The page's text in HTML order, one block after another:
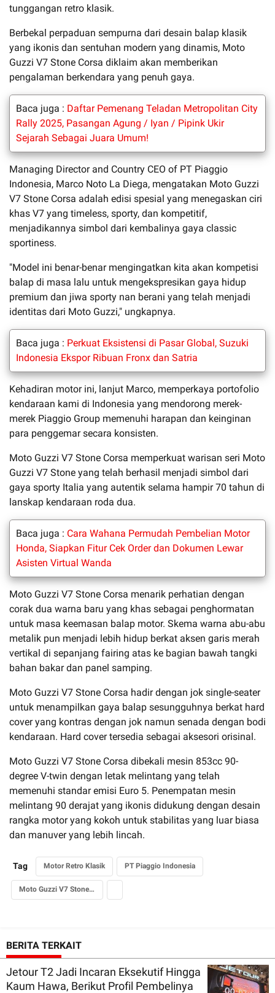
tunggangan retro klasik.
Berbekal perpaduan sempurna dari desain balap klasik
yang ikonis dan sentuhan modern yang dinamis, Moto
Guzzi V7 Stone Corsa diklaim akan memberikan
pengalaman berkendara yang penuh gaya.
Baca juga : Daftar Pemenang Teladan Metropolitan City
Rally 2025, Pasangan Agung / Iyan / Pipink Ukir
Sejarah Sebagai Juara Umum!
Managing Director and Country CEO of PT Piaggio
Indonesia, Marco Noto La Diega, mengatakan Moto Guzzi
V7 Stone Corsa adalah edisi spesial yang menegaskan ciri
khas V7 yang timeless, sporty, dan kompetitif,
menjadikannya simbol dari kembalinya gaya classic
sportiness.
"Model ini benar-benar mengingatkan kita akan kompetisi
balap di masa lalu untuk mengekspresikan gaya hidup
premium dan jiwa sporty nan berani yang telah menjadi
identitas dari Moto Guzzi," ungkapnya.
Baca juga : Perkuat Eksistensi di Pasar Global, Suzuki
Indonesia Ekspor Ribuan Fronx dan Satria
Kehadiran motor ini, lanjut Marco, memperkaya portofolio
kendaraan kami di Indonesia yang mendorong merek-
merek Piaggio Group memenuhi harapan dan keinginan
para penggemar secara konsisten.
Moto Guzzi V7 Stone Corsa memperkuat warisan seri Moto
Guzzi V7 Stone yang telah berhasil menjadi simbol dari
gaya sporty Italia yang autentik selama hampir 70 tahun di
lanskap kendaraan roda dua.
Baca juga : Cara Wahana Permudah Pembelian Motor
Honda, Siapkan Fitur Cek Order dan Dokumen Lewar
Asisten Virtual Wanda
Moto Guzzi V7 Stone Corsa menarik perhatian dengan
corak dua warna baru yang khas sebagai penghormatan
untuk masa keemasan balap motor. Skema warna abu-abu
metalik pun menjadi lebih hidup berkat aksen garis merah
vertikal di sepanjang fairing atas ke bagian bawah tangki
bahan bakar dan panel samping.
Moto Guzzi V7 Stone Corsa hadir dengan jok single-seater
untuk menampilkan gaya balap sesungguhnya berkat hard
cover yang kontras dengan jok namun senada dengan bodi
kendaraan. Hard cover tersedia sebagai aksesori orisinal.
Moto Guzzi V7 Stone Corsa dibekali mesin 853cc 90-
degree V-twin dengan letak melintang yang telah
memenuhi standar emisi Euro 5. Penempatan mesin
melintang 90 derajat yang ikonis didukung dengan desain
rangka motor yang kokoh untuk stabilitas yang luar biasa
dan manuver yang lebih lincah.
Tag Motor Retro Klasik PT Piaggio Indonesia
Moto Guzzi V7 Stone Corsa
BERITA TERKAIT
Jetour T2 Jadi Incaran Eksekutif Hingga
Kaum Hawa, Berikut Profil Pembelinya